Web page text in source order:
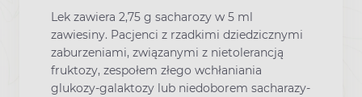
Lek zawiera 2,75 g sacharozy w 5 ml
zawiesiny. Pacjenci z rzadkimi dziedzicznymi
zaburzeniami, związanymi z nietolerancją
fruktozy, zespołem złego wchłaniania
glukozy-galaktozy lub niedoborem sacharazy-